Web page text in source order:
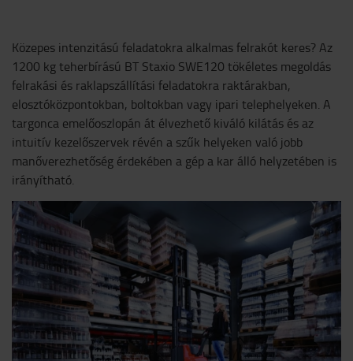
Közepes intenzitású feladatokra alkalmas felrakót keres? Az
1200 kg teherbírású BT Staxio SWE120 tökéletes megoldás
felrakási és raklapszállítási feladatokra raktárakban,
elosztóközpontokban, boltokban vagy ipari telephelyeken. A
targonca emelőoszlopán át élvezhető kiváló kilátás és az
intuitív kezelőszervek révén a szűk helyeken való jobb
manőverezhetőség érdekében a gép a kar álló helyzetében is
irányítható.